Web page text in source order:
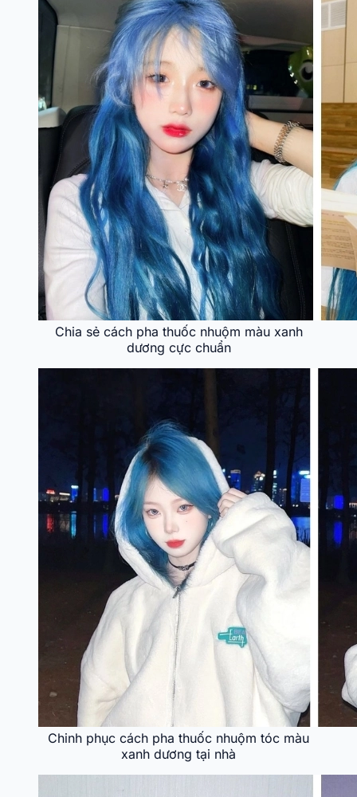
Chia sẻ cách pha thuốc nhuộm màu xanh
dương cực chuẩn
Chinh phục cách pha thuốc nhuộm tóc màu
xanh dương tại nhà